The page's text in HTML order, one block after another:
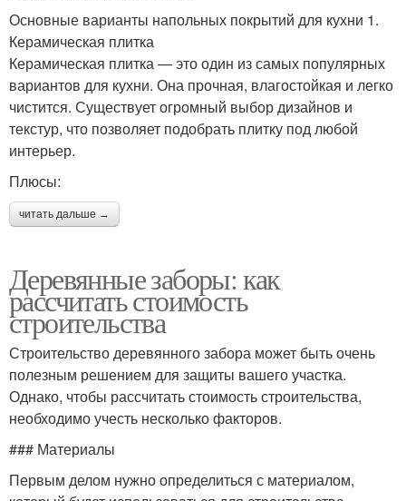
Основные варианты напольных покрытий для кухни 1.
Керамическая плитка
Керамическая плитка — это один из самых популярных
вариантов для кухни. Она прочная, влагостойкая и легко
чистится. Существует огромный выбор дизайнов и
текстур, что позволяет подобрать плитку под любой
интерьер.
Плюсы:
читать дальше →
Деревянные заборы: как
рассчитать стоимость
строительства
Строительство деревянного забора может быть очень
полезным решением для защиты вашего участка.
Однако, чтобы рассчитать стоимость строительства,
необходимо учесть несколько факторов.
### Материалы
Первым делом нужно определиться с материалом,